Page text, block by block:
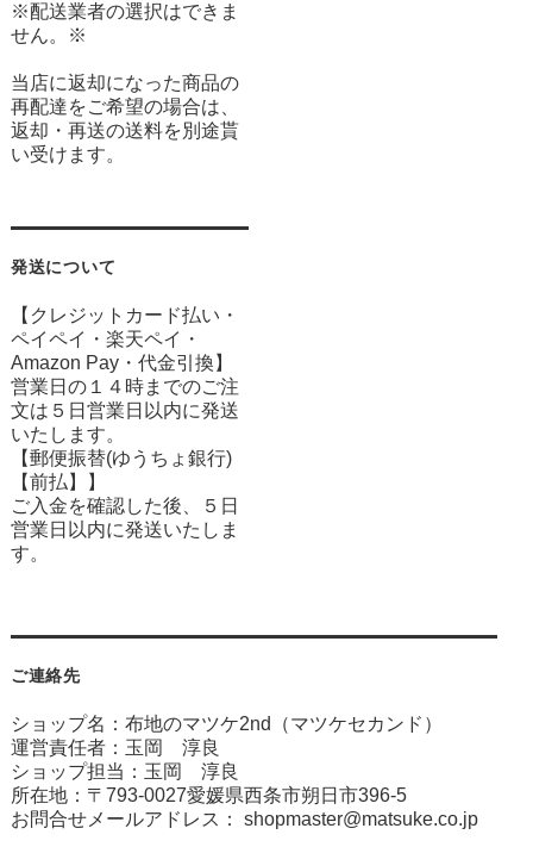
※配送業者の選択はできま
せん。※
当店に返却になった商品の
再配達をご希望の場合は、
返却・再送の送料を別途貰
い受けます。
発送について
【クレジットカード払い・
ペイペイ・楽天ペイ・
Amazon Pay・ 代金引換】
営業日の１４時までのご注
文は５日営業日以内に発送
いたします。
【郵便振替(ゆうちょ銀行)
【前払】】
ご入金を確認した後、５日
営業日以内に発送いたしま
す。
ご連絡先
ショップ名：布地のマツケ2nd（マツケセカンド）
運営責任者：玉岡 淳良
ショップ担当：玉岡 淳良
所在地：〒793-0027愛媛県西条市朔日市396-5
お問合せメールアドレス： shopmaster@matsuke.co.jp